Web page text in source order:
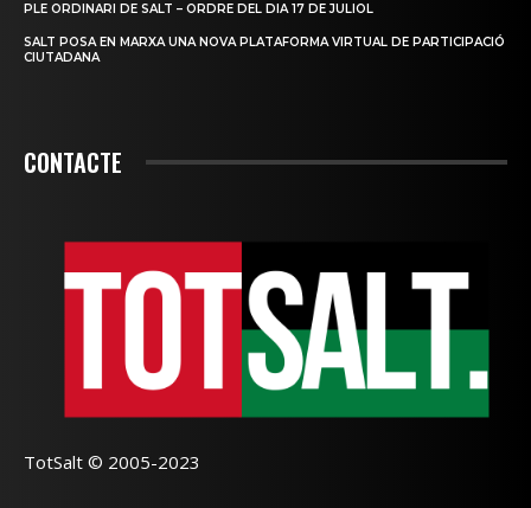
PLE ORDINARI DE SALT – ORDRE DEL DIA 17 DE JULIOL
SALT POSA EN MARXA UNA NOVA PLATAFORMA VIRTUAL DE PARTICIPACIÓ
CIUTADANA
CONTACTE
TotSalt © 2005-2023